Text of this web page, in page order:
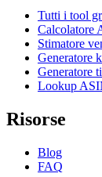
Tutti i tool
Calcolatore
Stimatore
Generatore
Generatore
Lookup
Risorse
Blog
FAQ